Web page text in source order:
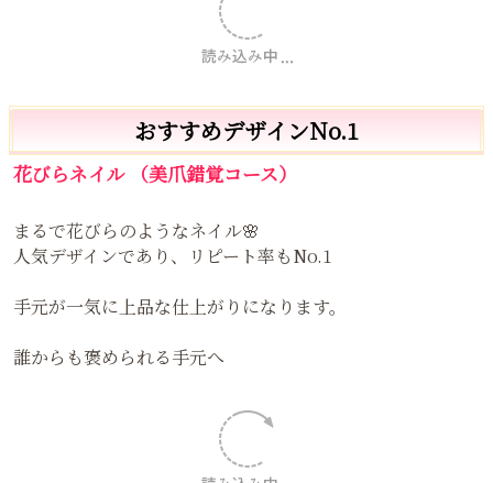
おすすめデザインNo.1
花びらネイル （美爪錯覚コース）
まるで花びらのようなネイル🌸